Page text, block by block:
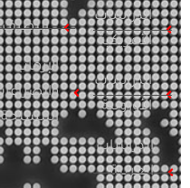
الدراسات
الأمريكية
الدراسات
الأوروبية
الدراسات
العربية
التطرف
الإرهاب
والصراعات
المسلحة